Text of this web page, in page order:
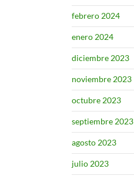
febrero 2024
enero 2024
diciembre 2023
noviembre 2023
octubre 2023
septiembre 2023
agosto 2023
julio 2023